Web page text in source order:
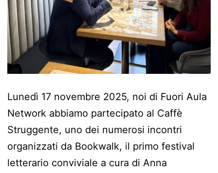
Lunedì 17 novembre 2025, noi di Fuori Aula
Network abbiamo partecipato al Caffè
Struggente, uno dei numerosi incontri
organizzati da Bookwalk, il primo festival
letterario conviviale a cura di Anna